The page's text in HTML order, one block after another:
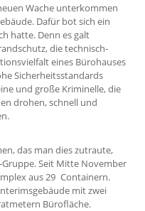
Wache unterkommen
Dafür bot sich ein
hatte. Denn es galt
die technisch-
eines Bürohauses
Sicherheitsstandards
und große Kriminelle, die
drohen, schnell und
das man dies zutraute,
Seit Mitte November
aus 29 Containern.
mit zwei
Bürofläche.